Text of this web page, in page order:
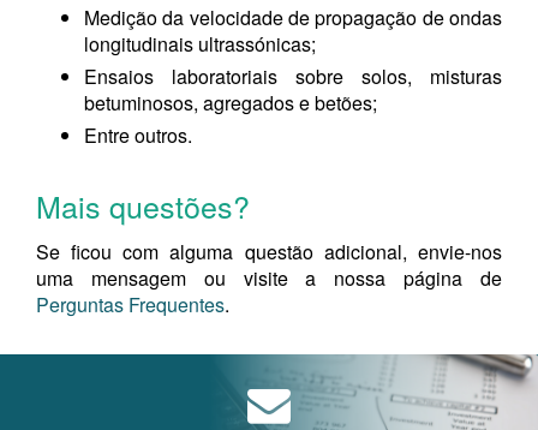
Medição da velocidade de propagação de ondas
longitudinais ultrassónicas;
Ensaios laboratoriais sobre solos, misturas
betuminosos, agregados e betões;
Entre outros.
Mais questões?
Se ficou com alguma questão adicional, envie-nos
uma mensagem ou visite a nossa página de
Perguntas Frequentes.